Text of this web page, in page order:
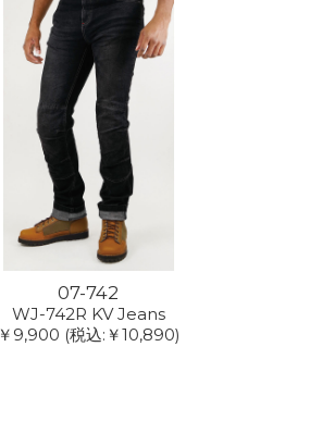
07-742
WJ-742R KV Jeans
￥9,900 (税込:￥10,890)